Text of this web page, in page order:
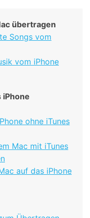
übertragen
Songs vom
vom iPhone
iPhone
ohne iTunes
Mac mit iTunes
auf das iPhone